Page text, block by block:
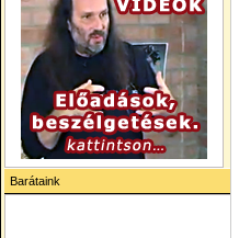
Barátaink